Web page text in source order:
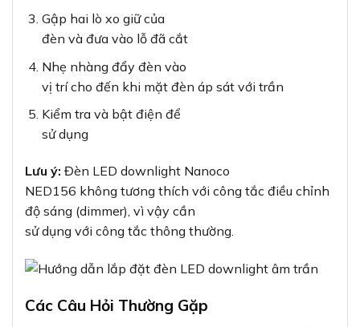
Gập hai lò xo giữ của
đèn và đưa vào lỗ đã cắt
Nhẹ nhàng đẩy đèn vào
vị trí cho đến khi mặt đèn áp sát với trần
Kiểm tra và bật điện để
sử dụng
Lưu ý: Đèn LED downlight Nanoco
NED156 không tương thích với công tắc điều chỉnh
độ sáng (dimmer), vì vậy cần
sử dụng với công tắc thông thường.
Các Câu Hỏi Thường Gặp